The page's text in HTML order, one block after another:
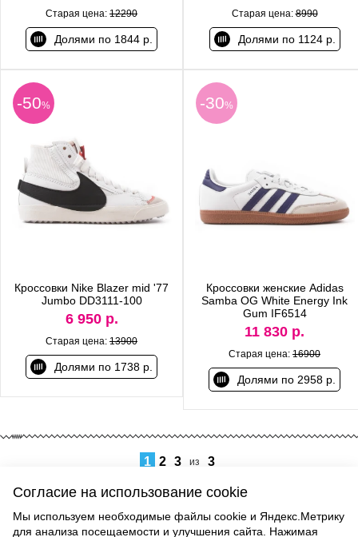
Старая цена: 12290
Долями по 1844 р.
Старая цена:8990
Долями по 1124 р.
-50%
Кроссовки Nike Blazer mid '77
Jumbo DD3111-100
6 950 р.
Старая цена: 13900
Долями по 1738 р.
-30%
Кроссовки женские Adidas
Samba OG White Energy Ink
Gum IF6514
11 830 р.
Старая цена: 16900
Долями по 2958 р.
1 2 3 из 3
Согласие на использование cookie
Мы используем необходимые файлы cookie и Яндекс.Метрику
для анализа посещаемости и улучшения сайта. Нажимая